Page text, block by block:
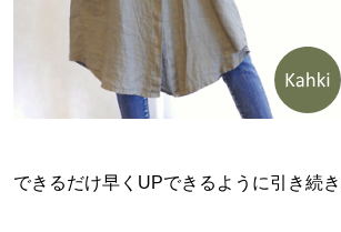
できるだけ早くUPできるように引き続